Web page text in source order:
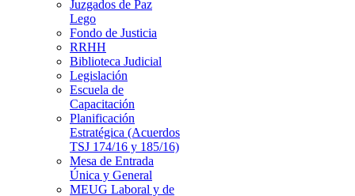
Juzgados de Paz
Lego
Fondo de Justicia
RRHH
Biblioteca Judicial
Legislación
Escuela de
Capacitación
Planificación
Estratégica (Acuerdos
TSJ 174/16 y 185/16)
Mesa de Entrada
Única y General
MEUG Laboral y de